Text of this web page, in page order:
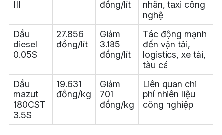
III
đồng/lít
nhân, taxi công
nghệ
Dầu
diesel
0.05S
27.856
đồng/lít
Giảm
3.185
đồng/lít
Tác động mạnh
đến vận tải,
logistics, xe tải,
tàu cá
Dầu
mazut
180CST
3.5S
19.631
đồng/kg
Giảm
701
đồng/kg
Liên quan chi
phí nhiên liệu
công nghiệp